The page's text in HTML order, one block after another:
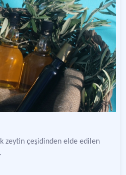
zeytin çeşidinden elde edilen